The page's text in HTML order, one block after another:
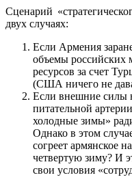
Сценарий
двух случаях:
Если Армения
объемы российских
ресурсов за счет
(США ничего не
Если внешние силы
питательной
холодные зимы»
Однако в этом
согреет армянское
четвертую зиму? И
свои условия